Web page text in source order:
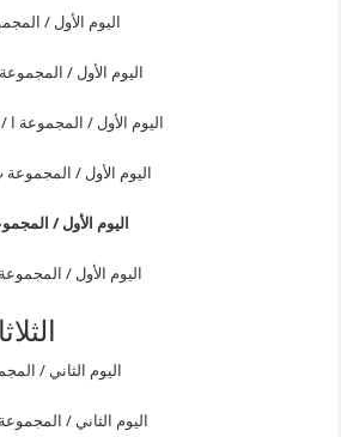
13:30 اليوم الأول /
15:30 اليوم الأول /
16:40 اليوم الأول /
20:40 اليوم الأول /
اليوم الأول /
01:50 اليوم الأول /
الثلاثاء 9
13:30 اليوم الثاني
15:30 اليوم الثاني /